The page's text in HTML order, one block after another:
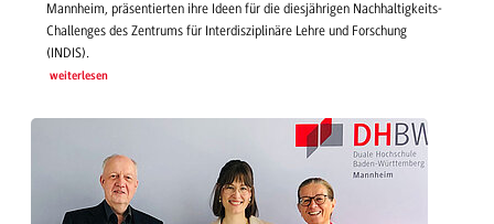
Mannheim, präsentierten ihre Ideen für die diesjährigen Nachhaltigkeits-
Challenges des Zentrums für Interdisziplinäre Lehre und Forschung
(INDIS).
weiterlesen